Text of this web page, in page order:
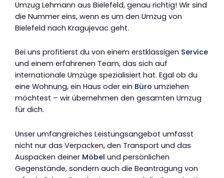
Umzug Lehmann aus Bielefeld, genau richtig! Wir sind
die Nummer eins, wenn es um den Umzug von
Bielefeld nach Kragujevac geht.
Bei uns profitierst du von einem erstklassigen Service
und einem erfahrenen Team, das sich auf
internationale Umzüge spezialisiert hat. Egal ob du
eine Wohnung, ein Haus oder ein Büro umziehen
möchtest – wir übernehmen den gesamten Umzug
für dich.
Unser umfangreiches Leistungsangebot umfasst
nicht nur das Verpacken, den Transport und das
Auspacken deiner Möbel und persönlichen
Gegenstände, sondern auch die Beantragung von